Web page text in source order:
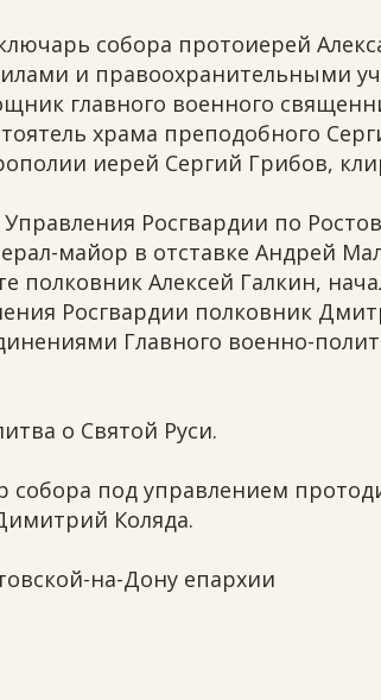
собора протоиерей
и правоохранительными
главного военного
храма преподобного
иерей Сергий Грибов,
Росгвардии по
майор в отставке Андрей
полковник Алексей Галкин,
Росгвардии полковник
Главного военно-
о Святой Руси.
собора под управлением
Коляда.
на-Дону епархии